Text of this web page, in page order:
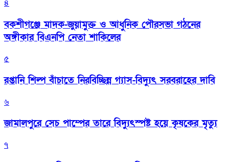
৪
বকশীগঞ্জে মাদক-জুয়ামুক্ত ও আধুনিক পৌরসভা গঠনের
অঙ্গীকার বিএনপি নেতা শাকিলের
৫
রপ্তানি শিল্প বাঁচাতে নিরবিচ্ছিন্ন গ্যাস-বিদ্যুৎ সরবরাহের দাবি
৬
জামালপুরে সেচ পাম্পের তারে বিদ্যুৎস্পষ্ট হয়ে কৃষকের মৃত্যু
৭